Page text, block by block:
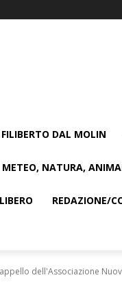
DAL MOLIN
METEO, NATURA,
REDAZIONE/
dell'Associazione